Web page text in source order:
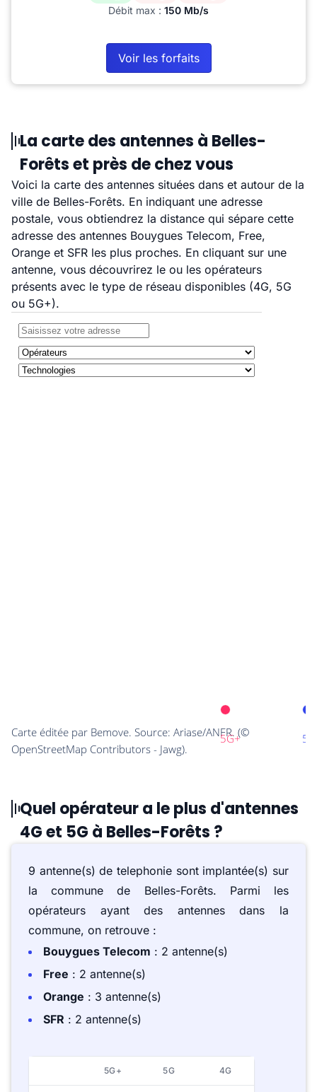
Débit max : 150 Mb/s
Voir les forfaits
La carte des antennes à Belles-
Forêts et près de chez vous
Voici la carte des antennes situées dans et autour de la
ville de Belles-Forêts. En indiquant une adresse
postale, vous obtiendrez la distance qui sépare cette
adresse des antennes Bouygues Telecom, Free,
Orange et SFR les plus proches. En cliquant sur une
antenne, vous découvrirez le ou les opérateurs
présents avec le type de réseau disponibles (4G, 5G
ou 5G+).
Quel opérateur a le plus d'antennes
4G et 5G à Belles-Forêts ?
9 antenne(s) de telephonie sont implantée(s) sur
la commune de Belles-Forêts. Parmi les
opérateurs ayant des antennes dans la
commune, on retrouve :
Bouygues Telecom : 2 antenne(s)
Free : 2 antenne(s)
Orange : 3 antenne(s)
SFR : 2 antenne(s)
5G+ 5G 4G